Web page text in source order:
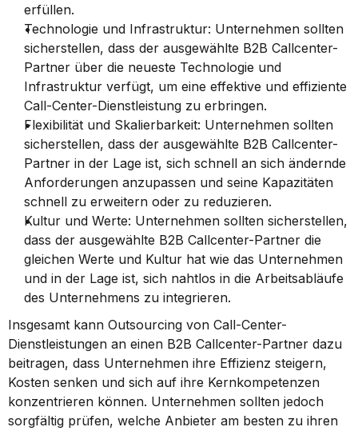
erfüllen.
Technologie und Infrastruktur: Unternehmen sollten
sicherstellen, dass der ausgewählte B2B Callcenter-
Partner über die neueste Technologie und
Infrastruktur verfügt, um eine effektive und effiziente
Call-Center-Dienstleistung zu erbringen.
Flexibilität und Skalierbarkeit: Unternehmen sollten
sicherstellen, dass der ausgewählte B2B Callcenter-
Partner in der Lage ist, sich schnell an sich ändernde
Anforderungen anzupassen und seine Kapazitäten
schnell zu erweitern oder zu reduzieren.
Kultur und Werte: Unternehmen sollten sicherstellen,
dass der ausgewählte B2B Callcenter-Partner die
gleichen Werte und Kultur hat wie das Unternehmen
und in der Lage ist, sich nahtlos in die Arbeitsabläufe
des Unternehmens zu integrieren.
Insgesamt kann Outsourcing von Call-Center-
Dienstleistungen an einen B2B Callcenter-Partner dazu
beitragen, dass Unternehmen ihre Effizienz steigern,
Kosten senken und sich auf ihre Kernkompetenzen
konzentrieren können. Unternehmen sollten jedoch
sorgfältig prüfen, welche Anbieter am besten zu ihren